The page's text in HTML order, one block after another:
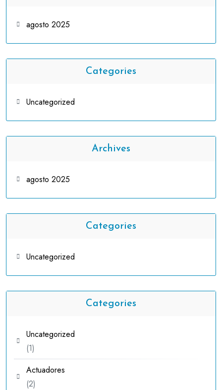
agosto 2025
Categories
Uncategorized
Archives
agosto 2025
Categories
Uncategorized
Categories
Uncategorized
11
producto
Actuadores
22